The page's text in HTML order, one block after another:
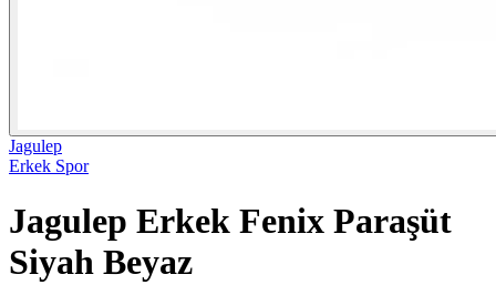
Jagulep
Erkek Spor
Jagulep Erkek Fenix Paraşüt
Siyah Beyaz